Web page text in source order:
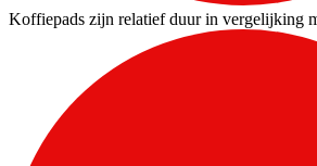
Koffiepads zijn relatief duur in vergelijking